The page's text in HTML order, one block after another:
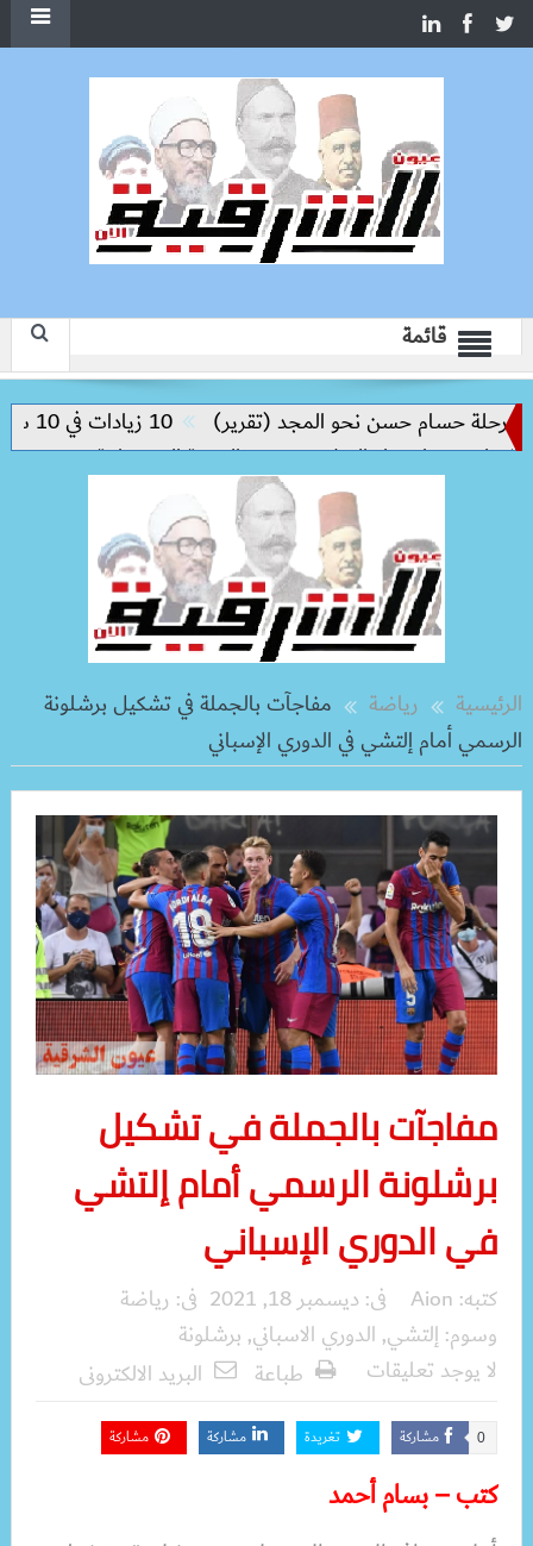
قائمة
حسام حسن نحو المجد (تقرير)
10 زيادات في 10 سنوات.. هل حان الوقت لرفع دعم البنزين نهائيا؟
مفتاح بناء السلام وتحقيق التنمية المستدامة
الرئيسية رياضة
مفاجآت بالجملة في تشكيل برشلونة
الرسمي أمام إلتشي في الدوري الإسباني
مفاجآت بالجملة في تشكيل
برشلونة الرسمي أمام إلتشي
في الدوري الإسباني
كتبه: Aion فى: ديسمبر 18, 2021 فى: رياضة
وسوم: إلتشي, الدوري الاسباني, برشلونة
لا يوجد تعليقات
طباعة البريد الالكترونى
مشاركة 0 تغريدة مشاركة مشاركة
كتب – بسام أحمد